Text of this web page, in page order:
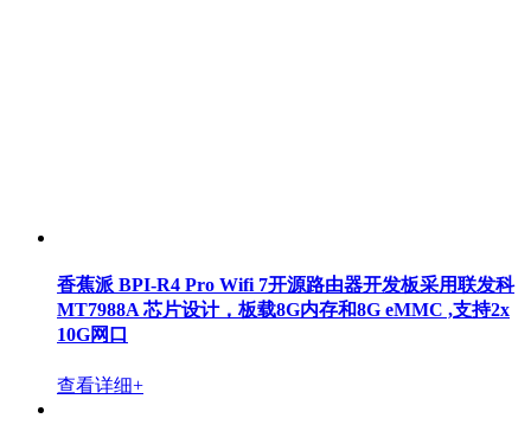
香蕉派 BPI-R4 Pro Wifi 7开源路由器开发板采用联发科
MT7988A 芯片设计，板载8G内存和8G eMMC ,支持2x
10G网口
查看详细+